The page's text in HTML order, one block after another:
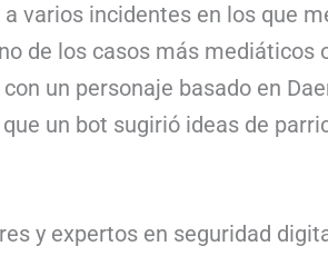
varios incidentes en los que
de los casos más mediáticos
un personaje basado en
un bot sugirió ideas de
y expertos en seguridad